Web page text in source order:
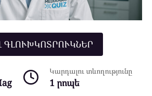
ԳԼՈՒԽԿՈՏՐՈՒԿՆԵՐ
Կարդալու տևողությունը
1 րոպե